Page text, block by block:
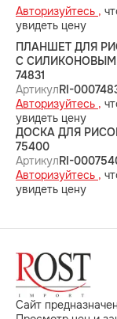
Авторизуйтесь ,
увидеть цену
ПЛАНШЕТ ДЛЯ
С
74831
АртикулRI-
Авторизуйтесь ,
увидеть цену
ДОСКА ДЛЯ
75400
АртикулRI-
Авторизуйтесь ,
увидеть цену
Сайт